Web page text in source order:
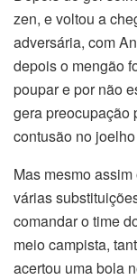
zen, e voltou a
adversária, com
depois o mengão
poupar e por não
gera preocupação
contusão no
Mas mesmo
várias
comandar o time
meio campista,
acertou uma bola